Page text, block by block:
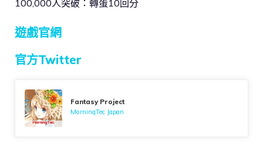
100,000人突破：轉蛋10回分
遊戲官網
官方Twitter
Fantasy Project
MorningTec Japan